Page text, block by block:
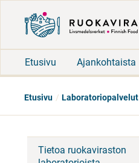
Etusivu Ajankohtaista
Etusivu Laboratoriopalvelut
Tietoa ruokaviraston